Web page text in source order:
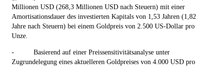
Millionen USD (268,3 Millionen USD nach Steuern) mit einer
Amortisationsdauer des investierten Kapitals von 1,53 Jahren (1,82
Jahre nach Steuern) bei einem Goldpreis von 2.500 US-Dollar pro
Unze.
-
Basierend auf einer Preissensitivitätsanalyse unter
Zugrundelegung eines aktuelleren Goldpreises von 4.000 USD pro